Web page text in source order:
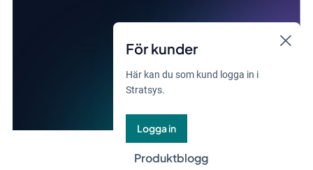
För kunder
Här kan du som kund logga in i
Stratsys.
Logga in
Produktblogg